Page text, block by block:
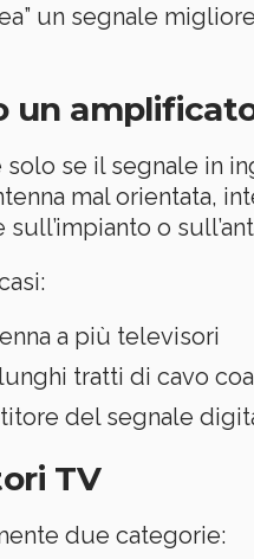
un segnale
un
se il segnale in
mal orientata,
o
a più televisori
tratti di cavo
del segnale
TV
due categorie: